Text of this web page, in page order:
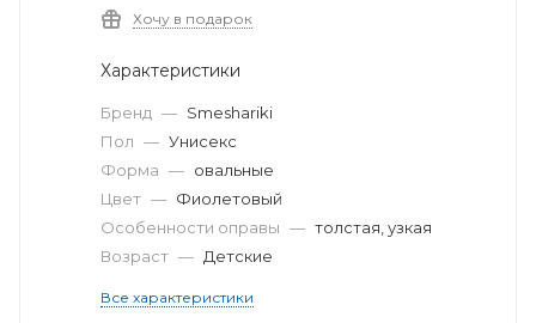
Хочу в подарок
Характеристики
Бренд — Smeshariki
Пол — Унисекс
Форма — овальные
Цвет — Фиолетовый
Особенности оправы — толстая, узкая
Возраст — Детские
Все характеристики